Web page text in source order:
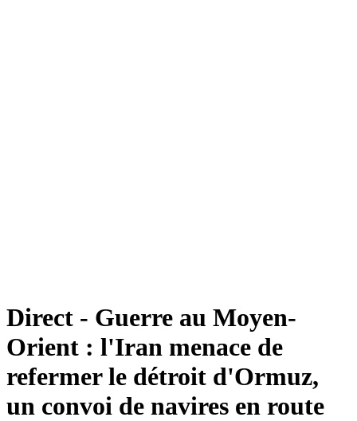
Direct - Guerre au Moyen-
Orient : l'Iran menace de
refermer le détroit d'Ormuz,
un convoi de navires en route